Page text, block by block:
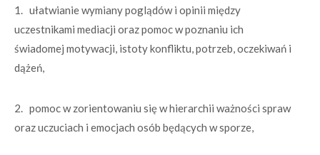
1. ułatwianie wymiany poglądów i opinii między
uczestnikami mediacji oraz pomoc w poznaniu ich
świadomej motywacji, istoty konfliktu, potrzeb, oczekiwań i
dążeń,
2. pomoc w zorientowaniu się w hierarchii ważności spraw
oraz uczuciach i emocjach osób będących w sporze,